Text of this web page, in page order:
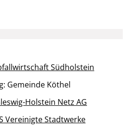
Südholstein
Gemeinde Köthel
Holstein Netz AG
Vereinigte Stadtwerke